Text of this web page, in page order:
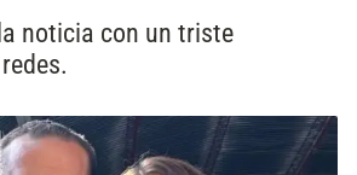
noticia con un triste